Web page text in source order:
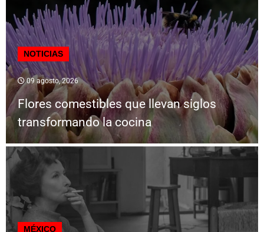
NOTICIAS
09 agosto, 2026
Flores comestibles que llevan siglos
transformando la cocina
MÉXICO